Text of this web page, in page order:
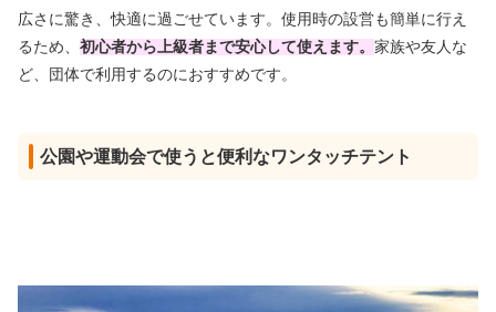
広さに驚き、快適に過ごせています。使用時の設営も簡単に行え
るため、 初心者から上級者まで安心して使えます。 家族や友人な
ど、団体で利用するのにおすすめです。
公園や運動会で使うと便利なワンタッチテント